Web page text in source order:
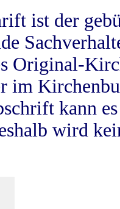
ist der
Original-
im
kann
wird